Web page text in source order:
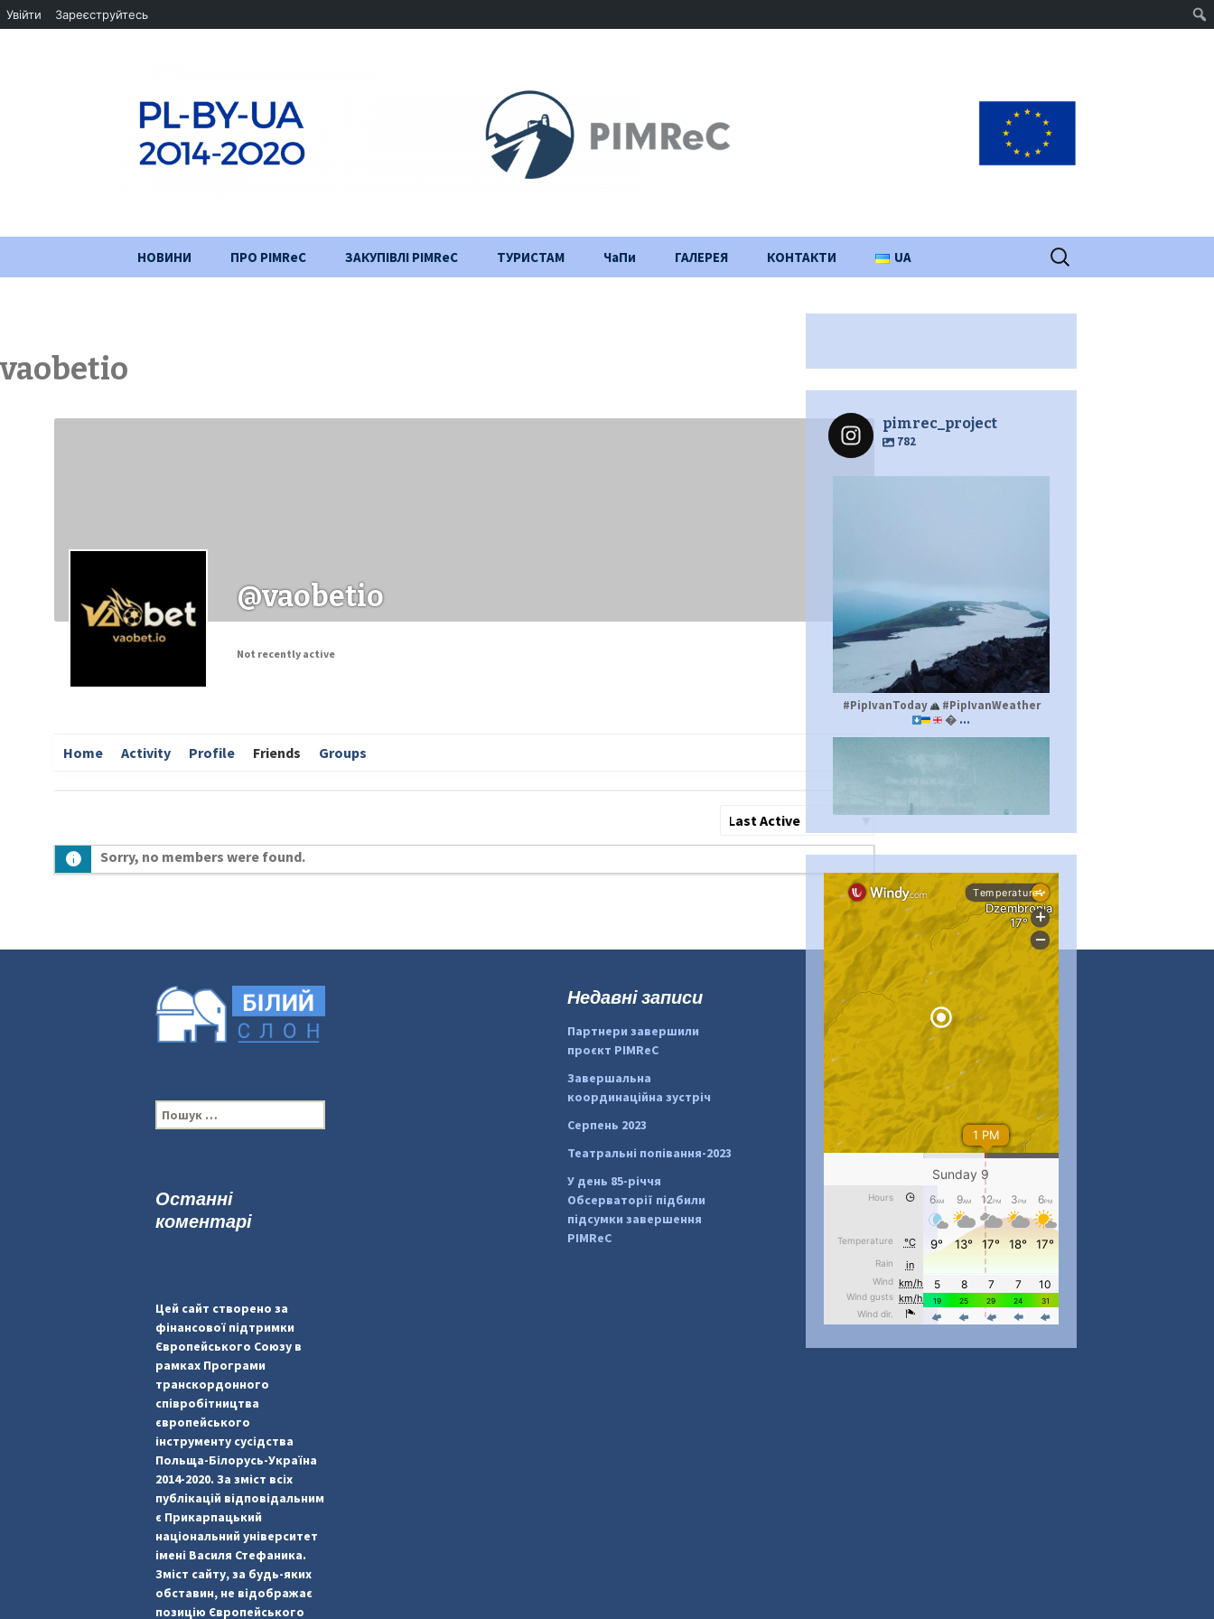
НОВИНИ ПРО PIMReC
Заходи
ЗАКУПІВЛІ PIMReC ТУРИСТАМ ЧаПи ГАЛЕРЕЯ КОНТАКТИ UA Пошук:
vaobetio
@vaobetio
Not recently active
Home Activity Profile Friends Groups
Show:
Sorry, no members were found.
pimrec_project
782
#PipIvanToday
#PipIvanWeather
 ...
#PipIvanToday
#PipIvanWeather
pimrec_project
#PipIvanToday #PipIvanWeather
...
pimrec_project
П
о
:
Недавні записи
Партнери завершили
проєкт PIMReC
Завершальна
координаційна зустріч
Серпень 2023
Театральні попівання-2023
У день 85-річчя
Обсерваторії підбили
підсумки завершення
PIMReC
Останні
коментарі
Цей сайт створено за
фінансової підтримки
Європейського Союзу в
рамках Програми
транскордонного
співробітництва
європейського
інструменту сусідства
Польща-Білорусь-Україна
2014-2020. За зміст всіх
публікацій відповідальним
є Прикарпацький
національний університет
імені Василя Стефаника.
Зміст сайту, за будь-яких
обставин, не відображає
позицію Європейського
Увійти Зареєструйтесь